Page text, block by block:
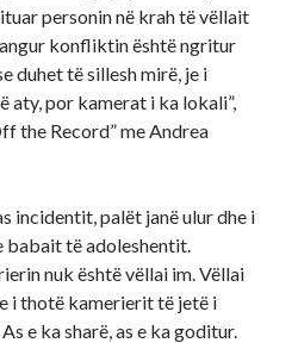
personin në krah të vëllait
konfliktin është ngritur
duhet të sillesh mirë, je i
aty, por kamerat i ka lokali”,
the Record” me Andrea
incidentit, palët janë ulur dhe i
babait të adoleshentit.
nuk është vëllai im. Vëllai
i thotë kamerierit të jetë i
e ka sharë, as e ka goditur.